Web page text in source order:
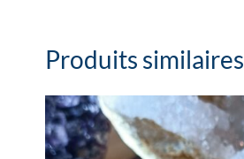
Produits similaires